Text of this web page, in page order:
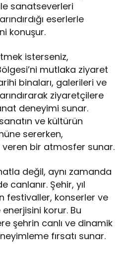
sanatseverleri
eserlerle
konuşur.
isterseniz,
mutlaka ziyaret
binaları, galerileri ve
ziyaretçilere
deneyimi sunar.
ve kültürün
sererken,
bir atmosfer sunar.
değil, aynı zamanda
canlanır. Şehir, yıl
festivaller, konserler ve
korur. Bu
şehrin canlı ve dinamik
fırsatı sunar.